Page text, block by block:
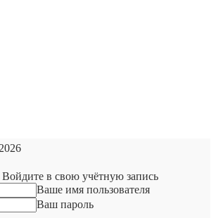
в свою учётную запись
Ваше имя пользователя
Ваш пароль